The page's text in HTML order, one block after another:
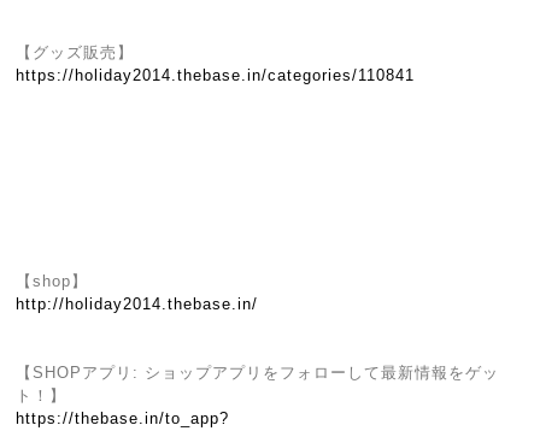
【グッズ販売】
https://holiday2014.thebase.in/categories/110841
【shop】
http://holiday2014.thebase.in/
【SHOPアプリ: ショップアプリをフォローして最新情報をゲッ
ト！】
https://thebase.in/to_app?